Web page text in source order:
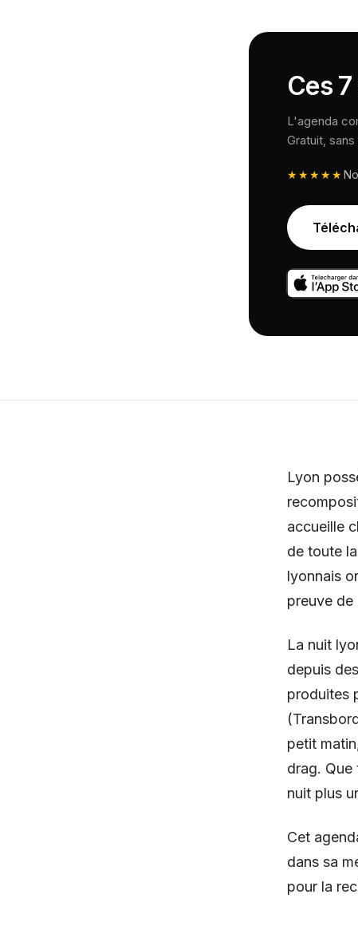
Ces
L'agenda
Gratuit,
★★★★★
Lyon
accueille
de toute
lyonnais
preuve de
La nuit
depuis
produites
petit
drag. Que
nuit plus
Cet
dans sa
pour la